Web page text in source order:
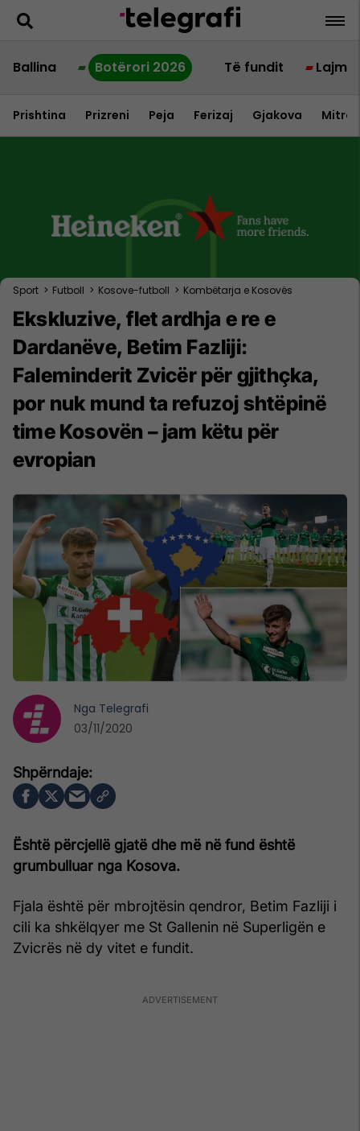
Ballina Botërori 2026 Të fundit Lajme
Prishtina Prizreni Peja Ferizaj Gjakova
Sport > Futboll > Kosove-futboll > Kombëtarja e Kosovës
Ekskluzive, flet ardhja e re e
Dardanëve, Betim Fazliji:
Faleminderit Zvicër për gjithçka,
por nuk mund ta refuzoj shtëpinë
time Kosovën – jam këtu për
evropian
Është përcjellë gjatë dhe më në fund është
grumbulluar nga Kosova.
Fjala është për mbrojtësin qendror, Betim Fazliji i
cili ka shkëlqyer me St Gallenin në Superligën e
Zvicrës në dy vitet e fundit.
Nga Telegrafi
03/11/2020